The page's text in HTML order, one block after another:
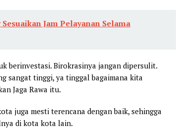
Jam Pelayanan Selama
berinvestasi. Birokrasinya jangan dipersulit.
sangat tinggi, ya tinggal bagaimana kita
Jaga Rawa itu.
juga mesti terencana dengan baik, sehingga
di kota kota lain.